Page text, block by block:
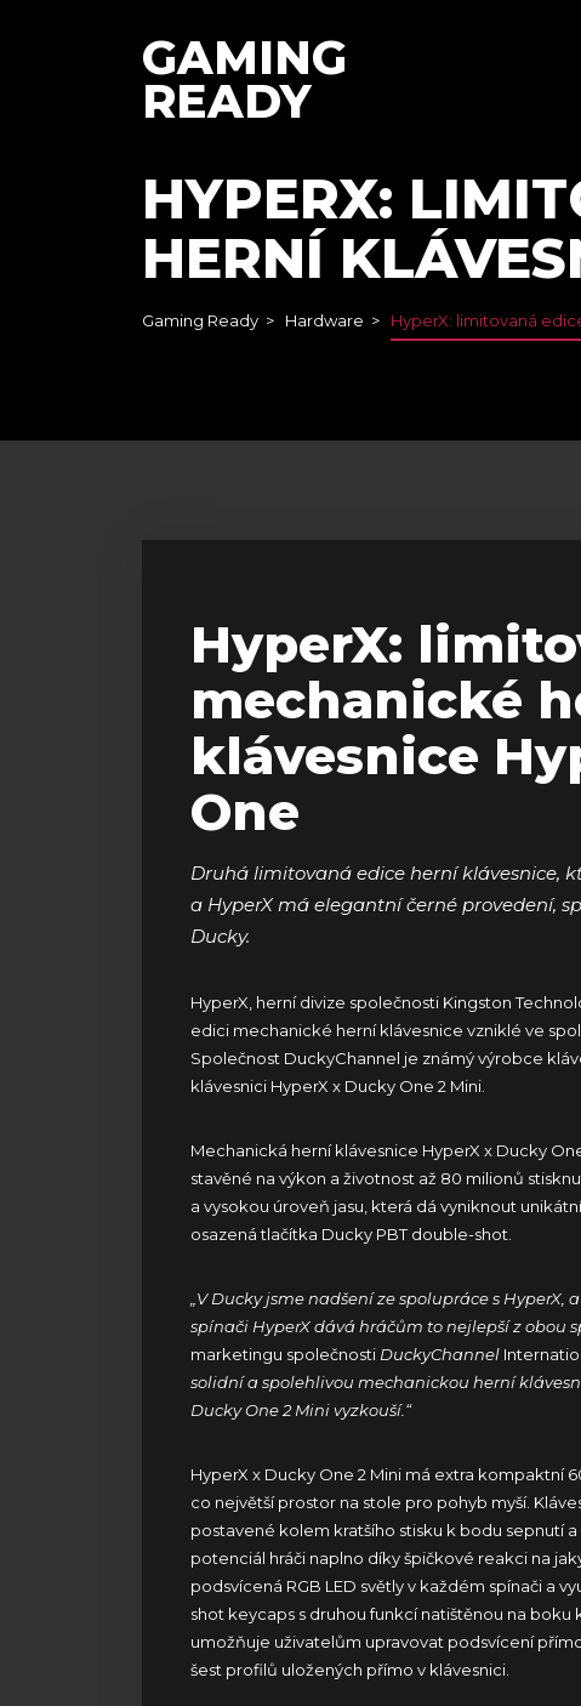
GAMING
READY
HYPERX:
HERNÍ
Gaming Ready Hardware HyperX: limitovaná
HyperX:
mechanické
klávesnice
One
Druhá limitovaná edice herní klávesnice,
a HyperX má elegantní černé provedení,
Ducky.
HyperX , herní divize společnosti Kingston
edici mechanické herní klávesnice vzniklé ve
Společnost DuckyChannel je známý výrobce
klávesnici HyperX x Ducky One 2 Mini
Mechanická herní klávesnice HyperX x Ducky
stavěné na výkon a životnost až 80 milionů
a vysokou úroveň jasu, která dá vyniknout
osazená tlačítka Ducky PBT double-shot.
„V Ducky jsme nadšení ze spolupráce s HyperX,
spínači HyperX dává hráčům to nejlepší z obou
marketingu společnosti DuckyChannel
solidní a spolehlivou mechanickou herní
Ducky One 2 Mini vyzkouší.“
HyperX x Ducky One 2 Mini má extra kompaktní
co největší prostor na stole pro pohyb myší.
postavené kolem kratšího stisku k bodu sepnutí a
potenciál hráči naplno díky špičkové reakci na
podsvícená RGB LED světly v každém spínači a
shot keycaps s druhou funkcí natištěnou na boku
umožňuje uživatelům upravovat podsvícení
šest profilů uložených přímo v klávesnici.